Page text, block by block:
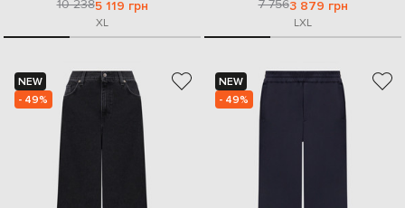
10 2385 119 грн
XL
7 7563 879 грн
LXL
NEW
- 49%
NEW
- 49%